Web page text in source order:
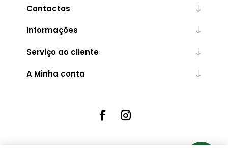
Contactos
Informações
Serviço ao cliente
A Minha conta